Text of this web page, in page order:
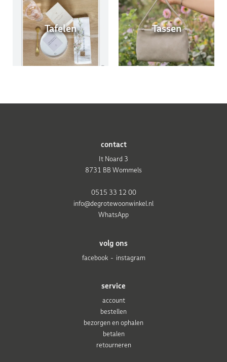
Tafelen Tassen
service
account
bestellen
bezorgen en ophalen
betalen
retourneren
volg ons
facebook
instagram
contact
It Noard 3
8731 BB Wommels
0515 33 12 00
info@degrotewoonwinkel.nl
WhatsApp